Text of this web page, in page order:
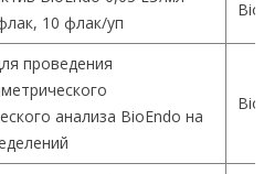
10 флак/уп
проведения
анализа BioEndo на